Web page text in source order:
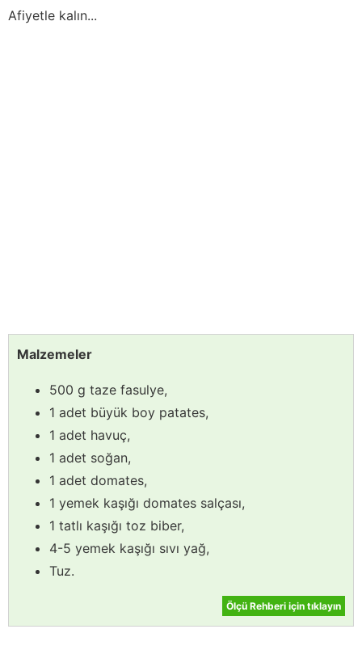
Afiyetle kalın...
Malzemeler
500 g taze fasulye,
1 adet büyük boy patates,
1 adet havuç,
1 adet soğan,
1 adet domates,
1 yemek kaşığı domates salçası,
1 tatlı kaşığı toz biber,
4-5 yemek kaşığı sıvı yağ,
Tuz.
Ölçü Rehberi için tıklayın